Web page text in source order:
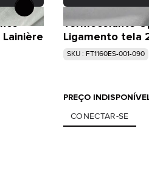
Termocolante
Ligamento tela
SKU : FT1160ES-001-090
PREÇO
CONECTAR-SE